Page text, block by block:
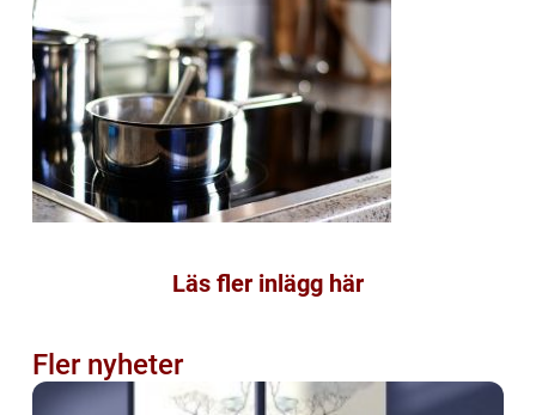
Läs fler inlägg här
Fler nyheter